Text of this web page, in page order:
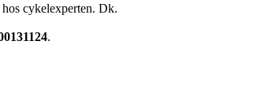
cykelexperten. Dk.
.